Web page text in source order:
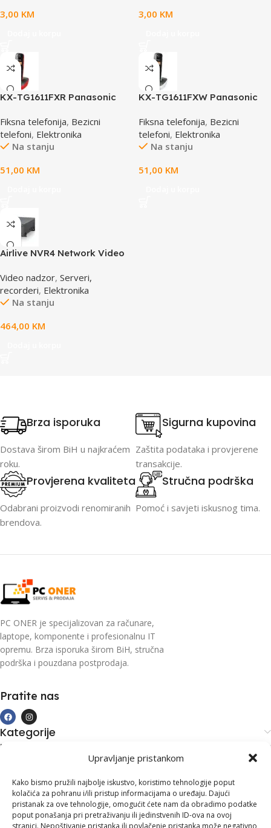
Upravljanje pristankom
Kako bismo pružili najbolje iskustvo, koristimo tehnologije poput
kolačića za pohranu i/ili pristup informacijama o uređaju. Dajući
pristanak za ove tehnologije, omogućit ćete nam da obradimo podatke
poput ponašanja pri pretraživanju ili jedinstvenih ID-ova na ovoj
stranici. Nepoštivanje pristanka ili povlačenje pristanka može negativno
3,00 KM
3,00 KM
KX-TG1611FXR Panasonic
CID
Fiksna telefonija, Bezicni
telefoni, Elektronika
Na stanju
51,00 KM
KX-TG1611FXW Panasonic
Fiksna telefonija, Bezicni
telefoni, Elektronika
Na stanju
51,00 KM
Airlive NVR4 Network Video
Video nadzor, Serveri,
recorderi, Elektronika
Na stanju
464,00 KM
Brza isporuka
Dostava širom BiH u najkraćem
roku.
Sigurna kupovina
Zaštita podataka i provjerene
transakcije.
Provjerena kvaliteta
Odabrani proizvodi renomiranih
brendova.
Stručna podrška
Pomoć i savjeti iskusnog tima.
PC ONER je specijalizovan za računare,
laptope, komponente i profesionalnu IT
opremu. Brza isporuka širom BiH, stručna
podrška i pouzdana postprodaja.
Pratite nas
Kategorije
Kupovina i podrška
Kontakt informacije
Branilaca Bosne, 75 300 Lukavac
+387 35 555 999